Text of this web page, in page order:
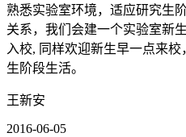
熟悉实验室环境，适应研究生
关系，我们会建一个实验室新
入校, 同样欢迎新生早一点来
生阶段生活。
王新安
2016-06-05